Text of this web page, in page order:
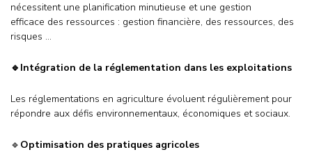
nécessitent une planification minutieuse et une gestion
efficace des ressources : gestion financière, des ressources, des
risques …
🔹Intégration de la réglementation dans les exploitations
Les réglementations en agriculture évoluent régulièrement pour
répondre aux défis environnementaux, économiques et sociaux.
🔹 Optimisation des pratiques agricoles